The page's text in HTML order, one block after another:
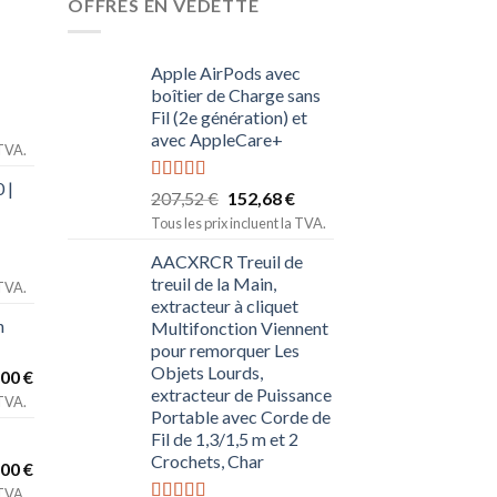
|
€
€
OFFRES EN VEDETTE
Apple AirPods avec
boîtier de Charge sans
Fil (2e génération) et
avec AppleCare+
Note5.00
sur 5
207,52€ 152,68€
Tous les prix incluent la TVA.
AACXRCR Treuil de
treuil de la Main,
extracteur à cliquet
Multifonction Viennent
pour remorquer Les
Objets Lourds,
extracteur de Puissance
Portable avec Corde de
Fil de 1,3/1,5 m et 2
Crochets, Char